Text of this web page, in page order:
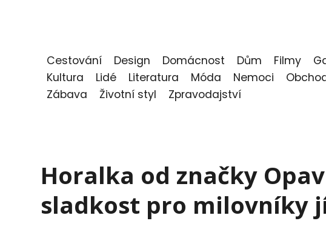
Cestování Design Domácnost Dům Filmy
Kultura
Lidé Literatura Móda Nemoci
Zábava
Životní styl Zpravodajství
Horalka od značky
sladkost pro milovníky